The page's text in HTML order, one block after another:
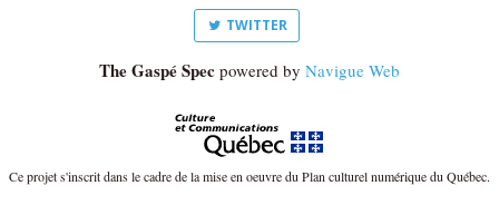
TWITTER
The Gaspé Spec powered by Navigue Web
Ce projet s'inscrit dans le cadre de la mise en oeuvre du Plan culturel numérique du Québec.